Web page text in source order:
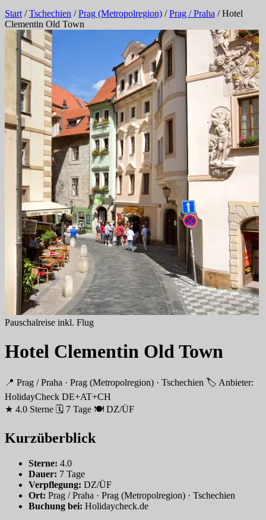
Start /Tschechien /Prag (Metropolregion) /Prag / Praha /Hotel
Clementin Old Town
Pauschalreise inkl. Flug
Hotel Clementin Old Town
📍 Prag / Praha · Prag (Metropolregion) · Tschechien 🏷 Anbieter:
HolidayCheck DE+AT+CH
★ 4.0 Sterne 🗓 7 Tage 🍽 DZ/ÜF
Kurzüberblick
Sterne: 4.0
Dauer: 7 Tage
Verpflegung: DZ/ÜF
Ort: Prag / Praha · Prag (Metropolregion) · Tschechien
Buchung bei: Holidaycheck.de